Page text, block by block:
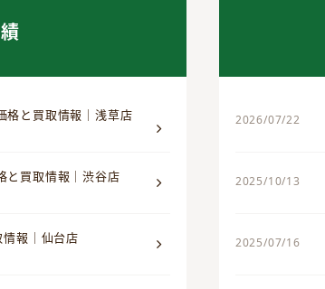
格と買取情報｜浅草店
と買取情報｜渋谷店
報｜仙台店
2026/07/22
2025/10/13
2025/07/16